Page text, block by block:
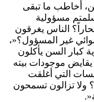
أخاطب ما تبقى
مسؤولية
الناس يغرقون
غير المسؤول؟«،
كبار السن يأكلون
موجودات بيته
التي أغلقت
ولا تزالون تسمحون